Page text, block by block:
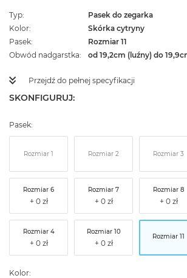
Typ
Pasek do zegarka
Kolor
Skórka cytryny
Pasek
Rozmiar 11
Obwód nadgarstka
od 19,2cm (luźny) do
Przejdź do pełnej specyfikacji
SKONFIGURUJ:
Pasek:
Rozmiar 1 Rozmiar 2 Rozmiar 3
Rozmiar 6 Rozmiar 7 Rozmiar 8
Rozmiar 4 Rozmiar 10
Rozmiar 11
Kolor: